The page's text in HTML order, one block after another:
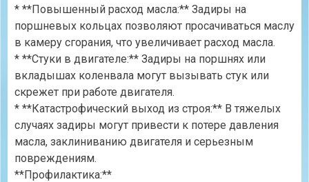
* **Повышенный расход масла:** Задиры на
поршневых кольцах позволяют просачиваться маслу
в камеру сгорания, что увеличивает расход масла.
* **Стуки в двигателе:** Задиры на поршнях или
вкладышах коленвала могут вызывать стук или
скрежет при работе двигателя.
* **Катастрофический выход из строя:** В тяжелых
случаях задиры могут привести к потере давления
масла, заклиниванию двигателя и серьезным
повреждениям.
**Профилактика:**